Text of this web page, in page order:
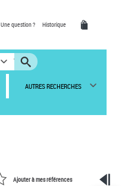
Une question ? Historique
AUTRES RECHERCHES
Ajouter à mes références